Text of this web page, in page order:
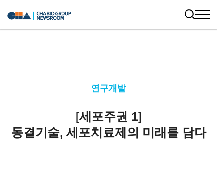
연구개발
[세포주권 1]
동결기술, 세포치료제의 미래를 담다